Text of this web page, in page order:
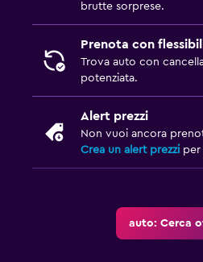
brutte sorprese.
Prenota con
Trova auto con
potenziata.
Alert prezzi
Non vuoi ancora
Crea un alert prezzi per
auto: Cerca